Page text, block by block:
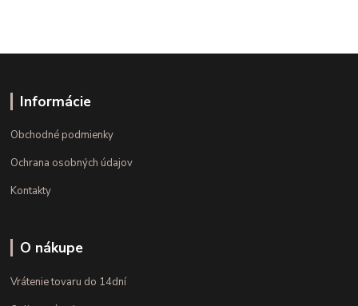
Informácie
Obchodné podmienky
Ochrana osobných údajov
Kontakty
O nákupe
Vrátenie tovaru do 14dní